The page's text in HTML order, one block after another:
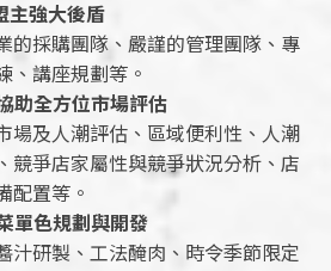
主強大後盾
的採購團隊、嚴謹的管理團隊、專
、講座規劃等。
助全方位市場評估
場及人潮評估、區域便利性、人潮
競爭店家屬性與競爭狀況分析、店
配置等。
單色規劃與開發
汁研製、工法醃肉、時令季節限定